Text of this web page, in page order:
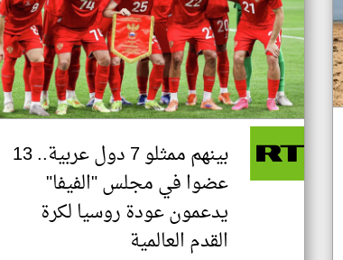
بينهم ممثلو 7 دول عربية.. 13
عضوا في مجلس "الفيفا"
يدعمون عودة روسيا لكرة
القدم العالمية